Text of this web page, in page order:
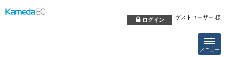
ログイン ゲストユーザー 様
メニュー